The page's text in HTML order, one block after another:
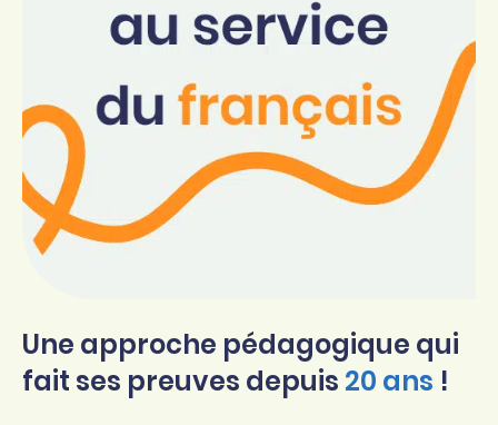
Une approche pédagogique qui
fait ses preuves depuis 20 ans !